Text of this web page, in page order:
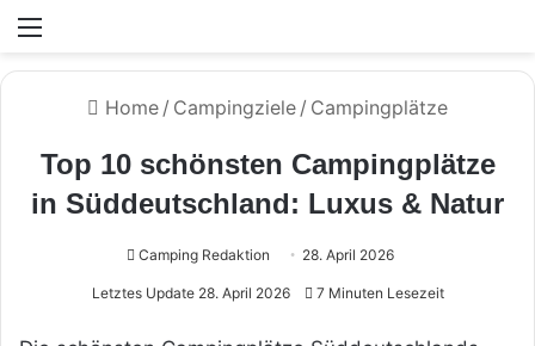
Home / Campingziele / Campingplätze
Top 10 schönsten Campingplätze
in Süddeutschland: Luxus & Natur
Camping Redaktion 28. April 2026
Letztes Update 28. April 2026 7 Minuten Lesezeit